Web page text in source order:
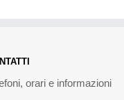
orari e informazioni